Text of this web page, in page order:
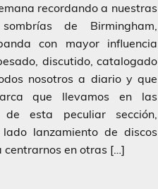
recordando a nuestras
de Birmingham,
con mayor influencia
discutido, catalogado
nosotros a diario y que
que llevamos en las
de esta peculiar sección,
lanzamiento de discos
centrarnos en otras […]